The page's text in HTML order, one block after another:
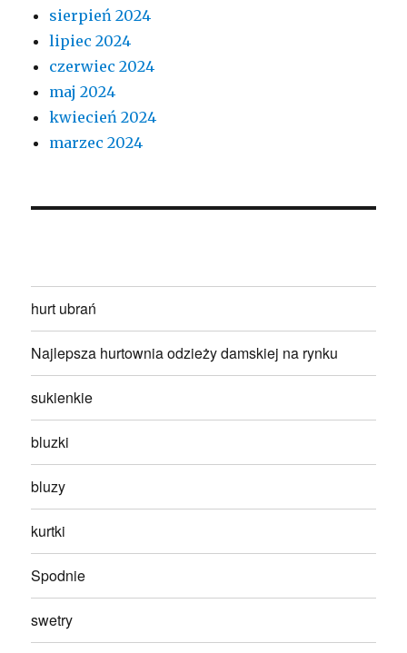
sierpień 2024
lipiec 2024
czerwiec 2024
maj 2024
kwiecień 2024
marzec 2024
hurt ubrań
Najlepsza hurtownia odzieży damskiej na rynku
sukienkie
bluzki
bluzy
kurtki
Spodnie
swetry